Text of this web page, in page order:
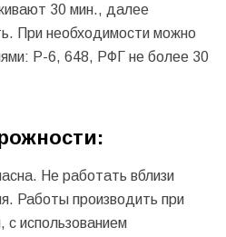
30 мин., далее
При необходимости можно
Р-6, 648, РФГ не более 30
Не работать вблизи
Работы производить при
использованием